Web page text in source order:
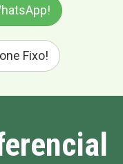
Fixo!